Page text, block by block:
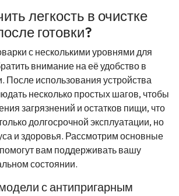
легкость в очистке
готовки?
с несколькими уровнями для
внимание на её удобство в
После использования устройства
несколько простых шагов, чтобы
загрязнений и остатков пищи, что
долгосрочной эксплуатации, но
и здоровья. Рассмотрим основные
вам поддерживать вашу
состоянии.
с антипригарным